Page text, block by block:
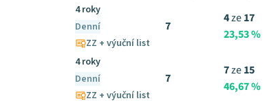
4 roky
Denní
ZZ + výuční list
7
4ze17
23,53 %
4 roky
Denní
ZZ + výuční list
7
7ze15
46,67 %